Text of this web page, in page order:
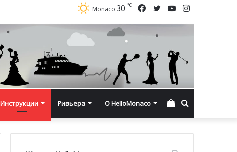
Instagram
YouTube
Twitter
Facebook
Monaco 30 ℃
Инструкции Ривьера О HelloMonaco Смотреть
корзину